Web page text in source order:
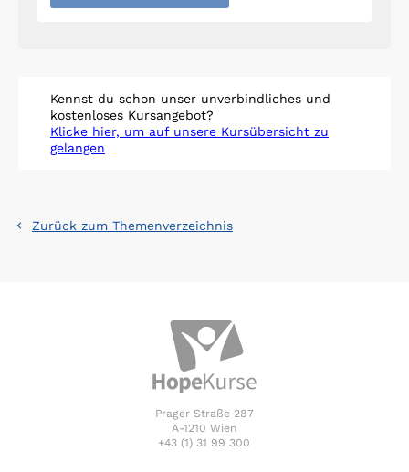
Kennst du schon unser unverbindliches und
kostenloses Kursangebot?
Klicke hier, um auf unsere Kursübersicht zu
gelangen
Zurück zum Themenverzeichnis
Prager Straße 287
A-1210 Wien
+43 (1) 31 99 300